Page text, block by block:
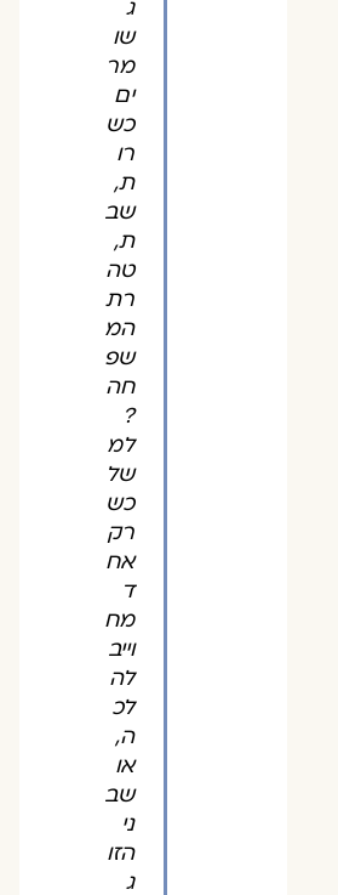
שו
מר
ים
כש
רו
ת,
שב
ת,
טה
רת
המ
שפ
חה
?
למ
של
כש
רק
אח
ד
מח
וייב
לה
לכ
ה,
או
שב
ני
הזו